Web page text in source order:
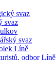
svaz
svaz
svaz
Líně
odbor Líně